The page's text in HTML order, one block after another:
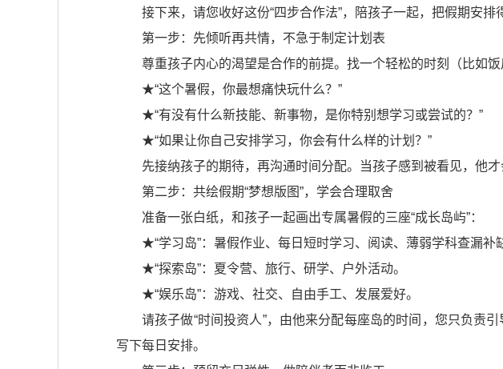
接下来，请您收好这份“四步合作法”，陪孩子一起，把假期安排
第一步：先倾听再共情，不急于制定计划表
尊重孩子内心的渴望是合作的前提。找一个轻松的时刻（比如
★“这个暑假，你最想痛快玩什么？”
★“有没有什么新技能、新事物，是你特别想学习或尝试的？”
★“如果让你自己安排学习，你会有什么样的计划？”
先接纳孩子的期待，再沟通时间分配。当孩子感到被看见，他才
第二步：共绘假期“梦想版图”，学会合理取舍
准备一张白纸，和孩子一起画出专属暑假的三座“成长岛屿”：
★“学习岛”：暑假作业、每日短时学习、阅读、薄弱学科查漏补
★“探索岛”：夏令营、旅行、研学、户外活动。
★“娱乐岛”：游戏、社交、自由手工、发展爱好。
请孩子做“时间投资人”，由他来分配每座岛的时间，您只负责
写下每日安排。